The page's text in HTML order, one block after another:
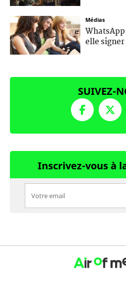
Médias
elle
SUIVEZ-
Inscrivez-vous à